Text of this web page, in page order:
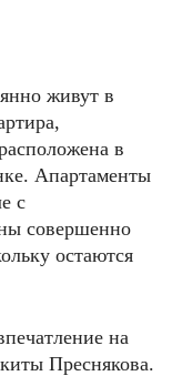
живут в
в
Апартаменты
с
совершенно
остаются
на
Преснякова.